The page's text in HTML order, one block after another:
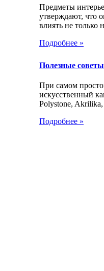
Предметы
утверждают, что
влиять не только
Подробнее »
Полезные советы
При самом
искусственный
Polystone,
Подробнее »